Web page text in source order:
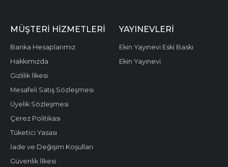
MÜŞTERI HIZMETLERI
Banka Hesaplarımız
Hakkımızda
Gizlilik İlkesi
Mesafeli Satış Sözleşmesi
Üyelik Sözleşmesi
Çerez Politikası
Tüketici Yasası
İade ve Değişim Koşulları
Güvenlik İlkesi
YAYINEVLERI
Ekin Yayınevi Eski Baskı
Ekin Yayınevi